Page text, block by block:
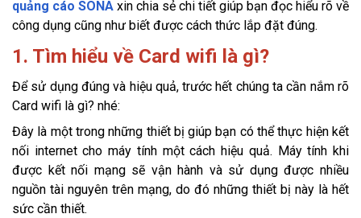
quảng cáo SONA xin chia sẻ chi tiết giúp bạn đọc hiểu rõ về
công dụng cũng như biết được cách thức lắp đặt đúng.
1. Tìm hiểu về Card wifi là gì?
Để sử dụng đúng và hiệu quả, trước hết chúng ta cần nắm rõ
Card wifi là gì? nhé:
Đây là một trong những thiết bị giúp bạn có thể thực hiện kết
nối internet cho máy tính một cách hiệu quả. Máy tính khi
được kết nối mạng sẽ vận hành và sử dụng được nhiều
nguồn tài nguyên trên mạng, do đó những thiết bị này là hết
sức cần thiết.